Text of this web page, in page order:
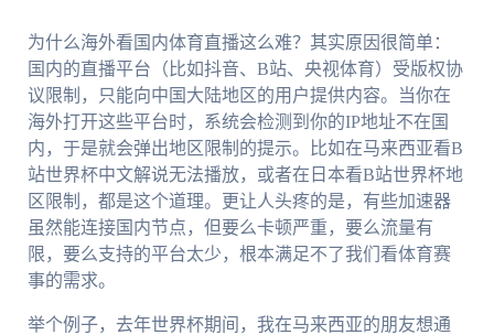
为什么海外看国内体育直播这么难？其实原因很简单：
国内的直播平台（比如抖音、B站、央视体育）受版权协
议限制，只能向中国大陆地区的用户提供内容。当你在
海外打开这些平台时，系统会检测到你的IP地址不在国
内，于是就会弹出地区限制的提示。比如在马来西亚看B
站世界杯中文解说无法播放，或者在日本看B站世界杯地
区限制，都是这个道理。更让人头疼的是，有些加速器
虽然能连接国内节点，但要么卡顿严重，要么流量有
限，要么支持的平台太少，根本满足不了我们看体育赛
事的需求。
举个例子，去年世界杯期间，我在马来西亚的朋友想通